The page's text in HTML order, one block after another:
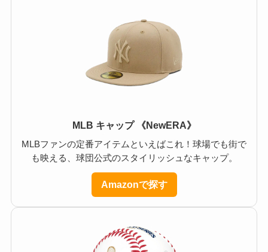
MLB キャップ 《NewERA》
MLBファンの定番アイテムといえばこれ！球場でも街で
も映える、球団公式のスタイリッシュなキャップ。
Amazonで探す